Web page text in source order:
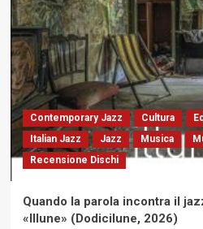
Contemporary Jazz Cultura
Italian Jazz
Jazz Musica
Recensione Dischi
Quando la parola incontra il
«Illune» (Dodicilune, 2026)